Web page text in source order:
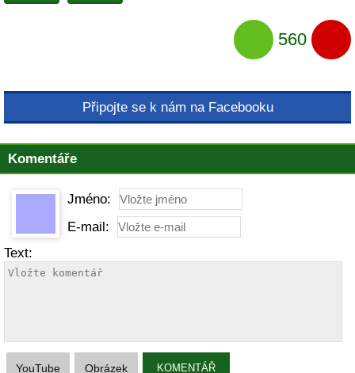
560
Připojte se k nám na Facebooku
Komentáře
Jméno:
E-mail:
Text:
YouTube Obrázek KOMENTÁŘ